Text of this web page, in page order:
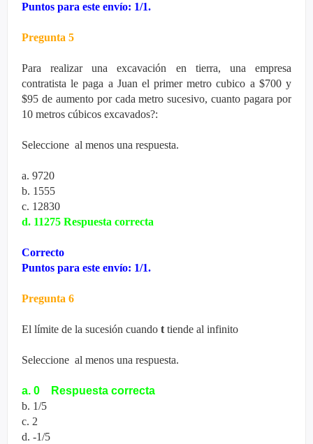
Puntos para este envío: 1/1.
Pregunta 5
Para realizar una excavación en tierra, una empresa
contratista le paga a Juan el primer metro cubico a $700 y
$95 de aumento por cada metro sucesivo, cuanto pagara por
10 metros cúbicos excavados?:
Seleccione al menos una respuesta.
a. 9720
b. 1555
c. 12830
d. 11275 Respuesta correcta
Correcto
Puntos para este envío: 1/1.
Pregunta 6
El límite de la sucesión cuando t tiende al infinito
Seleccione al menos una respuesta.
a. 0 Respuesta correcta
b. 1/5
c. 2
d. -1/5